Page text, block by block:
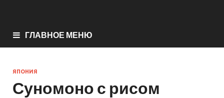
ГЛАВНОЕ МЕНЮ
ЯПОНИЯ
Суномоно с рисом